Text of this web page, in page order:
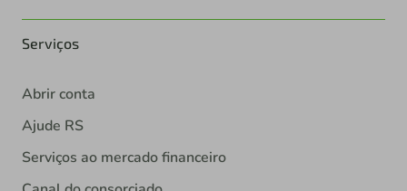
Serviços
Abrir conta
Ajude RS
Serviços ao mercado financeiro